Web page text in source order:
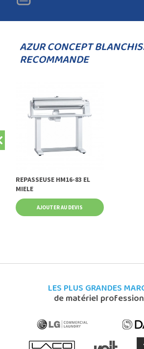
AZUR CONCEPT
RECOMMANDE
REPASSEUSE HM16-83 EL
MIELE
AJOUTER AU DEVIS
LES PLUS GRANDES
de matériel